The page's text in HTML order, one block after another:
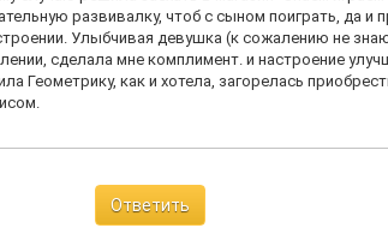
развивалку, чтоб с сыном поиграть, да и
Улыбчивая девушка (к сожалению не
сделала мне комплимент. и настроение
Геометрику, как и хотела, загорелась
Ответить